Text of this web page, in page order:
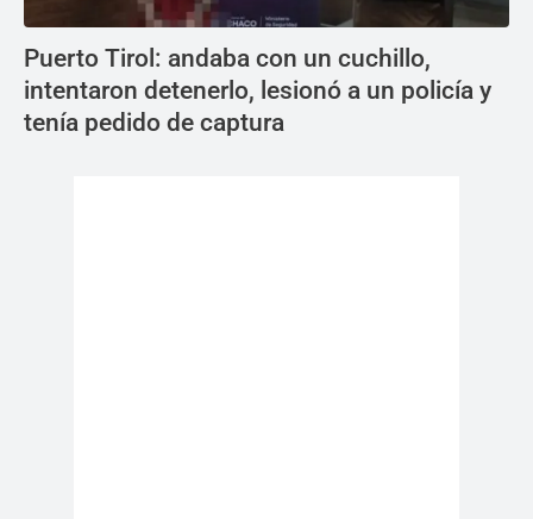
Puerto Tirol: andaba con un cuchillo,
intentaron detenerlo, lesionó a un policía y
tenía pedido de captura